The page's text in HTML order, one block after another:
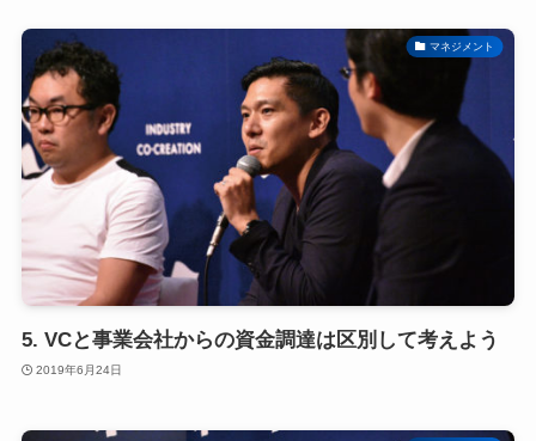
マネジメント
5. VCと事業会社からの資金調達は区別して考えよう
2019年6月24日